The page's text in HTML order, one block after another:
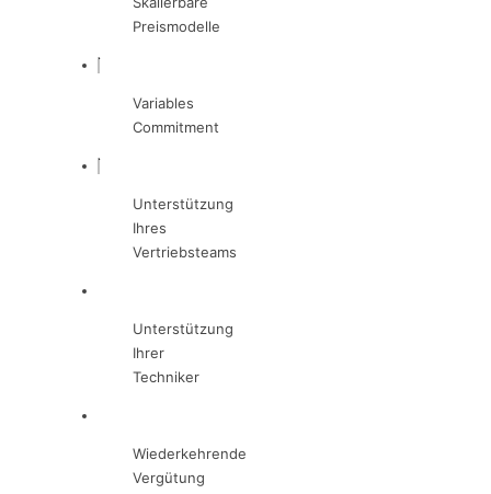
Preismodelle
Variables
Commitment
Unterstützung
Ihres
Vertriebsteams
Unterstützung
Ihrer
Techniker
Wiederkehrende
Vergütung